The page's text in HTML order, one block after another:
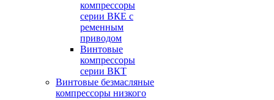
компрессоры
серии ВКЕ с
ременным
приводом
Винтовые
компрессоры
серии ВКТ
Винтовые безмасляные
компрессоры низкого